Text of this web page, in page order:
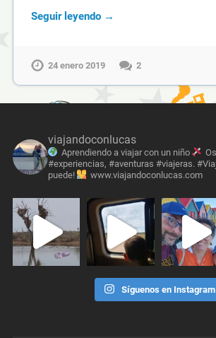
Seguir leyendo →
24 enero 2019 2
viajandoconlucas
Aprendiendo a viajar con un niño
#experiencias, #aventuras #viajeras.
puede!
www.viajandoconlucas.com
Síguenos en Instagram